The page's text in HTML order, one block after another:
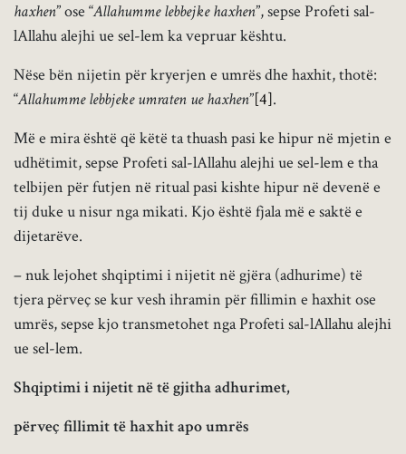
haxhen” ose “Allahumme lebbejke haxhen”, sepse Profeti sal-
lAllahu alejhi ue sel-lem ka vepruar kështu.
Nëse bën nijetin për kryerjen e umrës dhe haxhit, thotë:
“Allahumme lebbjeke umraten ue haxhen”[4].
Më e mira është që këtë ta thuash pasi ke hipur në mjetin e
udhëtimit, sepse Profeti sal-lAllahu alejhi ue sel-lem e tha
telbijen për futjen në ritual pasi kishte hipur në devenë e
tij duke u nisur nga mikati. Kjo është fjala më e saktë e
dijetarëve.
– nuk lejohet shqiptimi i nijetit në gjëra (adhurime) të
tjera përveç se kur vesh ihramin për fillimin e haxhit ose
umrës, sepse kjo transmetohet nga Profeti sal-lAllahu alejhi
ue sel-lem.
Shqiptimi i nijetit në të gjitha adhurimet,
përveç fillimit të haxhit apo umrës